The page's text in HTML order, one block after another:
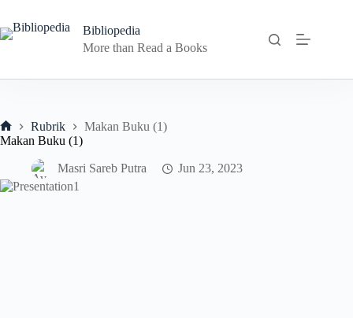
content
Bibliopedia
More than Read a Books
Home
Rubrik
Makan Buku (1)
Makan Buku (1)
Masri Sareb Putra Jun 23, 2023